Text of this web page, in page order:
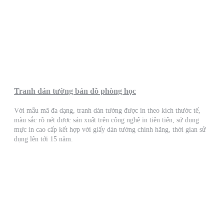
Tranh dán tường bản đồ phòng học
Với mẫu mã đa dạng, tranh dán tường được in theo kích thước tế,
màu sắc rõ nét được sản xuất trên công nghệ in tiên tiến, sử dụng
mực in cao cấp kết hợp với giấy dán tường chính hãng, thời gian sử
dụng lên tới 15 năm.